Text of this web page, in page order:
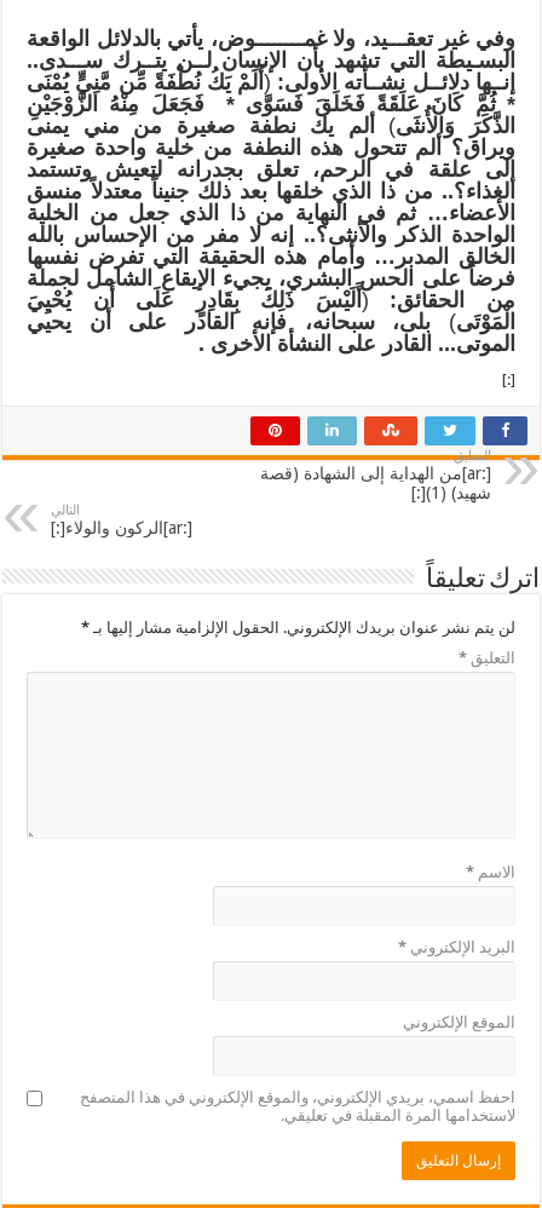
وفي غير تعقـــيد، ولا غمــــــــوض، يأتي بالدلائل الواقعة
البسـيطة التي تشهد بأن الإنسان لــن يتــرك ســـدى..
إنــها دلائــل نشــأته الأولى: (أَلَمْ يَكُ نُطْفَةً مِّن مَّنِيٍّ يُمْنَى
* ثُمَّ كَانَ عَلَقَةً فَخَلَقَ فَسَوَّى *
فَجَعَلَ مِنْهُ الزَّوْجَيْنِ
الذَّكَرَ وَالأُنثَى) ألم يك نطفة صغيرة من مني يمنى
ويراق؟ ألم تتحول هذه النطفة من خلية واحدة صغيرة
إلى علقة في الرحم، تعلق بجدرانه لتعيش وتستمد
الغذاء؟.. من ذا الذي خلقها بعد ذلك جنيناً معتدلاً منسق
الأعضاء… ثم في النهاية من ذا الذي جعل من الخلية
الواحدة الذكر والأنثى؟.. إنه لا مفر من الإحساس بالله
الخالق المدبر… وأمام هذه الحقيقة التي تفرض نفسها
فرضاً على الحس البشري، يجيء الإيقاع الشامل لجملة
من الحقائق:(أَلَيْسَ ذَلِكَ بِقَادِرٍ عَلَى أَن يُحْيِيَ
الْمَوْتَى) بلى، سبحانه، فإنه القادر على أن يحيي
الموتى... القادر على النشأة الأخرى .
[:]
السابق
[:ar]من الهداية إلى الشهادة (قصة
شهيد) (1)[:]
التالي
[:ar]الركون والولاء[:]
اترك تعليقاً
لن يتم نشر عنوان بريدك الإلكتروني. الحقول الإلزامية مشار إليها بـ*
التعليق*
الاسم*
البريد الإلكتروني*
الموقع الإلكتروني
احفظ اسمي، بريدي الإلكتروني، والموقع الإلكتروني في هذا المتصفح
لاستخدامها المرة المقبلة في تعليقي.